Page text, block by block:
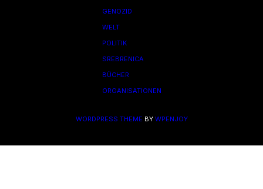
GENOZID
WELT
POLITIK
SREBRENICA
BÜCHER
ORGANISATIONEN
WORDPRESS THEME BY WPENJOY